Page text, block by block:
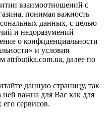
взаимоотношений с
понимая важность
данных, с целью
и недоразумений
о конфиденциальности
и условия
atributika.com.ua, далее по
данную страницу, так
важна для Вас как для
его сервисов.